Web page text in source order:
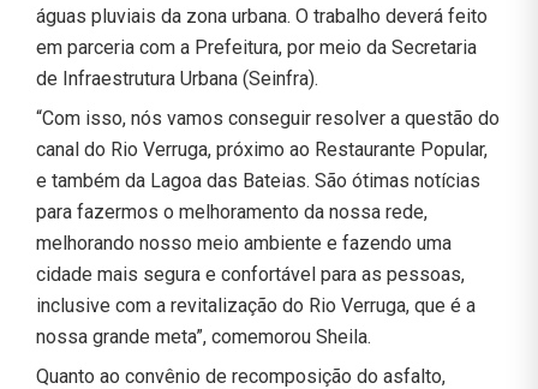
águas pluviais da zona urbana. O trabalho deverá feito
em parceria com a Prefeitura, por meio da Secretaria
de Infraestrutura Urbana (Seinfra).
“Com isso, nós vamos conseguir resolver a questão do
canal do Rio Verruga, próximo ao Restaurante Popular,
e também da Lagoa das Bateias. São ótimas notícias
para fazermos o melhoramento da nossa rede,
melhorando nosso meio ambiente e fazendo uma
cidade mais segura e confortável para as pessoas,
inclusive com a revitalização do Rio Verruga, que é a
nossa grande meta”, comemorou Sheila.
Quanto ao convênio de recomposição do asfalto,